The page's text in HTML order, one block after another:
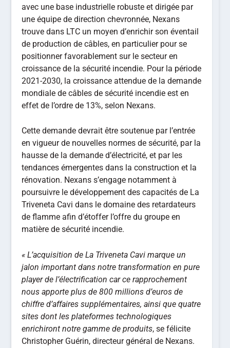
avec une base industrielle robuste et dirigée par
une équipe de direction chevronnée, Nexans
trouve dans LTC un moyen d’enrichir son éventail
de production de câbles, en particulier pour se
positionner favorablement sur le secteur en
croissance de la sécurité incendie. Pour la période
2021-2030, la croissance attendue de la demande
mondiale de câbles de sécurité incendie est en
effet de l’ordre de 13%, selon Nexans.
Cette demande devrait être soutenue par l’entrée
en vigueur de nouvelles normes de sécurité, par la
hausse de la demande d’électricité, et par les
tendances émergentes dans la construction et la
rénovation. Nexans s’engage notamment à
poursuivre le développement des capacités de La
Triveneta Cavi dans le domaine des retardateurs
de flamme afin d’étoffer l’offre du groupe en
matière de sécurité incendie.
« L’acquisition de La Triveneta Cavi marque un
jalon important dans notre transformation en pure
player de l’électrification car ce rapprochement
nous apporte plus de 800 millions d’euros de
chiffre d’affaires supplémentaires, ainsi que quatre
sites dont les plateformes technologiques
enrichiront notre gamme de produits, se félicite
Christopher Guérin, directeur général de Nexans.